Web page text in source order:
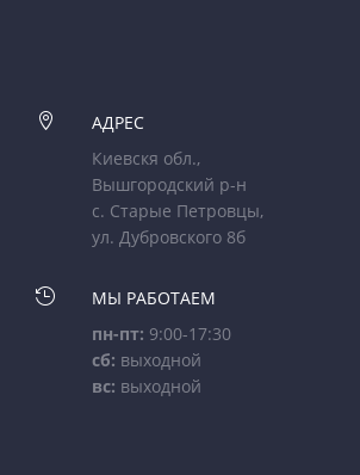

АДРЕС
Киевскя обл.,
Вышгородский р-н
с. Старые Петровцы,
ул. Дубровского 8б

МЫ РАБОТАЕМ
пн-пт: 9:00-17:30
сб: выходной
вс: выходной